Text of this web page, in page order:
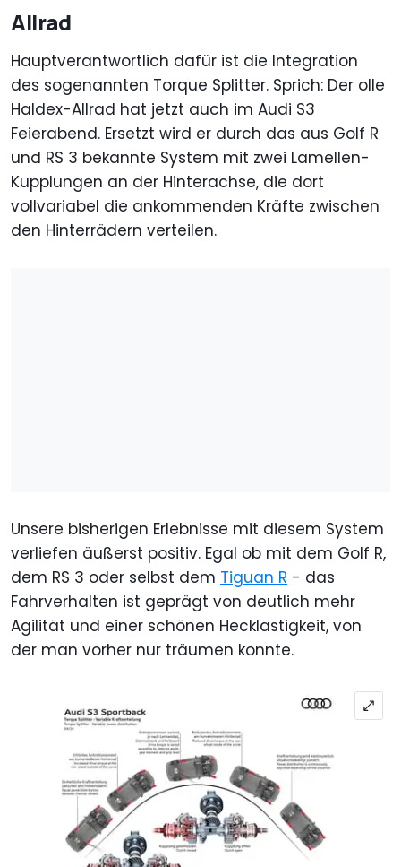
Allrad
Hauptverantwortlich dafür ist die Integration
des sogenannten Torque Splitter. Sprich: Der olle
Haldex-Allrad hat jetzt auch im Audi S3
Feierabend. Ersetzt wird er durch das aus Golf R
und RS 3 bekannte System mit zwei Lamellen-
Kupplungen an der Hinterachse, die dort
vollvariabel die ankommenden Kräfte zwischen
den Hinterrädern verteilen.
Unsere bisherigen Erlebnisse mit diesem System
verliefen äußerst positiv. Egal ob mit dem Golf R,
dem RS 3 oder selbst dem Tiguan R - das
Fahrverhalten ist geprägt von deutlich mehr
Agilität und einer schönen Hecklastigkeit, von
der man vorher nur träumen konnte.